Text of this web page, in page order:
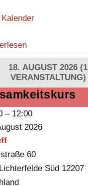
18. AUGUST 2026 (1
VERANSTALTUNG)
– 12:00
2026
60
Lichterfelde Süd 12207